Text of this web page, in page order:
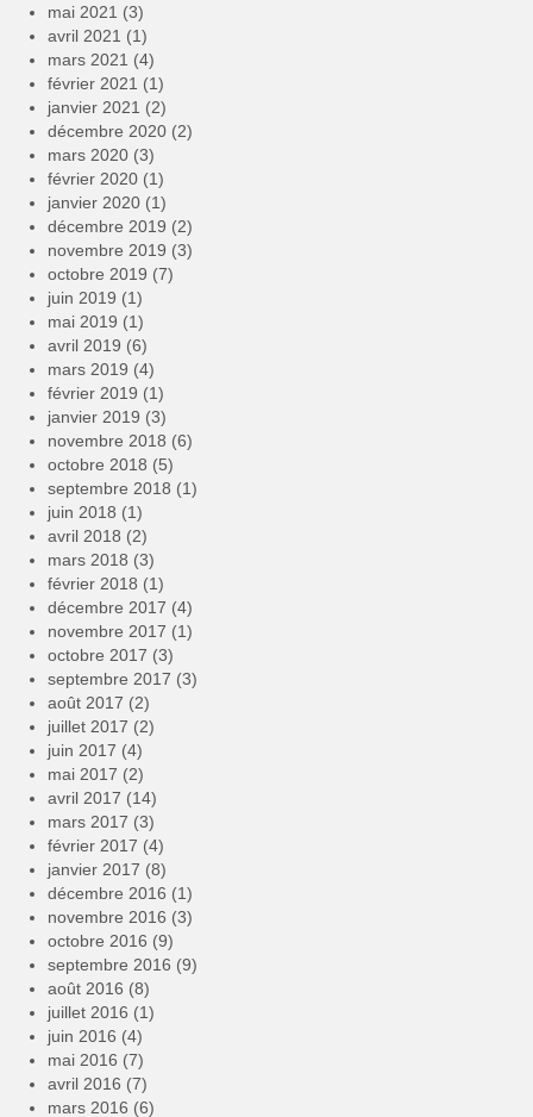
mai 2021 (3)
avril 2021 (1)
mars 2021 (4)
février 2021 (1)
janvier 2021 (2)
décembre 2020 (2)
mars 2020 (3)
février 2020 (1)
janvier 2020 (1)
décembre 2019 (2)
novembre 2019 (3)
octobre 2019 (7)
juin 2019 (1)
mai 2019 (1)
avril 2019 (6)
mars 2019 (4)
février 2019 (1)
janvier 2019 (3)
novembre 2018 (6)
octobre 2018 (5)
septembre 2018 (1)
juin 2018 (1)
avril 2018 (2)
mars 2018 (3)
février 2018 (1)
décembre 2017 (4)
novembre 2017 (1)
octobre 2017 (3)
septembre 2017 (3)
août 2017 (2)
juillet 2017 (2)
juin 2017 (4)
mai 2017 (2)
avril 2017 (14)
mars 2017 (3)
février 2017 (4)
janvier 2017 (8)
décembre 2016 (1)
novembre 2016 (3)
octobre 2016 (9)
septembre 2016 (9)
août 2016 (8)
juillet 2016 (1)
juin 2016 (4)
mai 2016 (7)
avril 2016 (7)
mars 2016 (6)